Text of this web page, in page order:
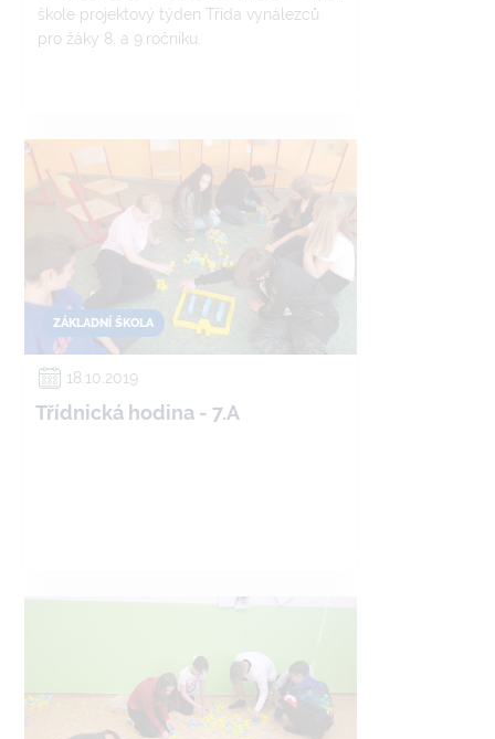
škole projektový týden Třída vynálezců
pro žáky 8. a 9.ročníku.
ZÁKLADNÍ ŠKOLA
18.10.2019
Třídnická hodina - 7.A